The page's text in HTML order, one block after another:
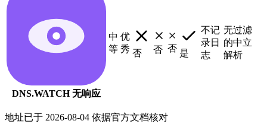
DNS.WATCH无响应
中
等
优
秀 否 否 否 是
不记
录日
志
无过滤
的中立
解析
地址已于 2026-08-04 依据官方文档核对